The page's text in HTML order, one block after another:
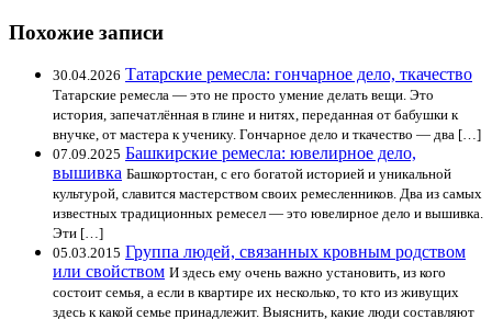
Похожие записи
30.04.2026 Татарские ремесла: гончарное дело, ткачество
Татарские ремесла — это не просто умение делать вещи. Это
история, запечатлённая в глине и нитях, переданная от бабушки к
внучке, от мастера к ученику. Гончарное дело и ткачество — два […]
07.09.2025 Башкирские ремесла: ювелирное дело,
вышивка Башкортостан, с его богатой историей и уникальной
культурой, славится мастерством своих ремесленников. Два из самых
известных традиционных ремесел — это ювелирное дело и вышивка.
Эти […]
05.03.2015 Группа людей, связанных кровным родством
или свойством И здесь ему очень важно установить, из кого
состоит семья, а если в квартире их несколько, то кто из живущих
здесь к какой семье принадлежит. Выяснить, какие люди составляют